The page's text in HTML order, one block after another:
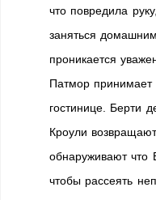
что повредила
заняться
проникается
Патмор принимает
гостинице. Берти
Кроули
обнаруживают что
чтобы рассеять